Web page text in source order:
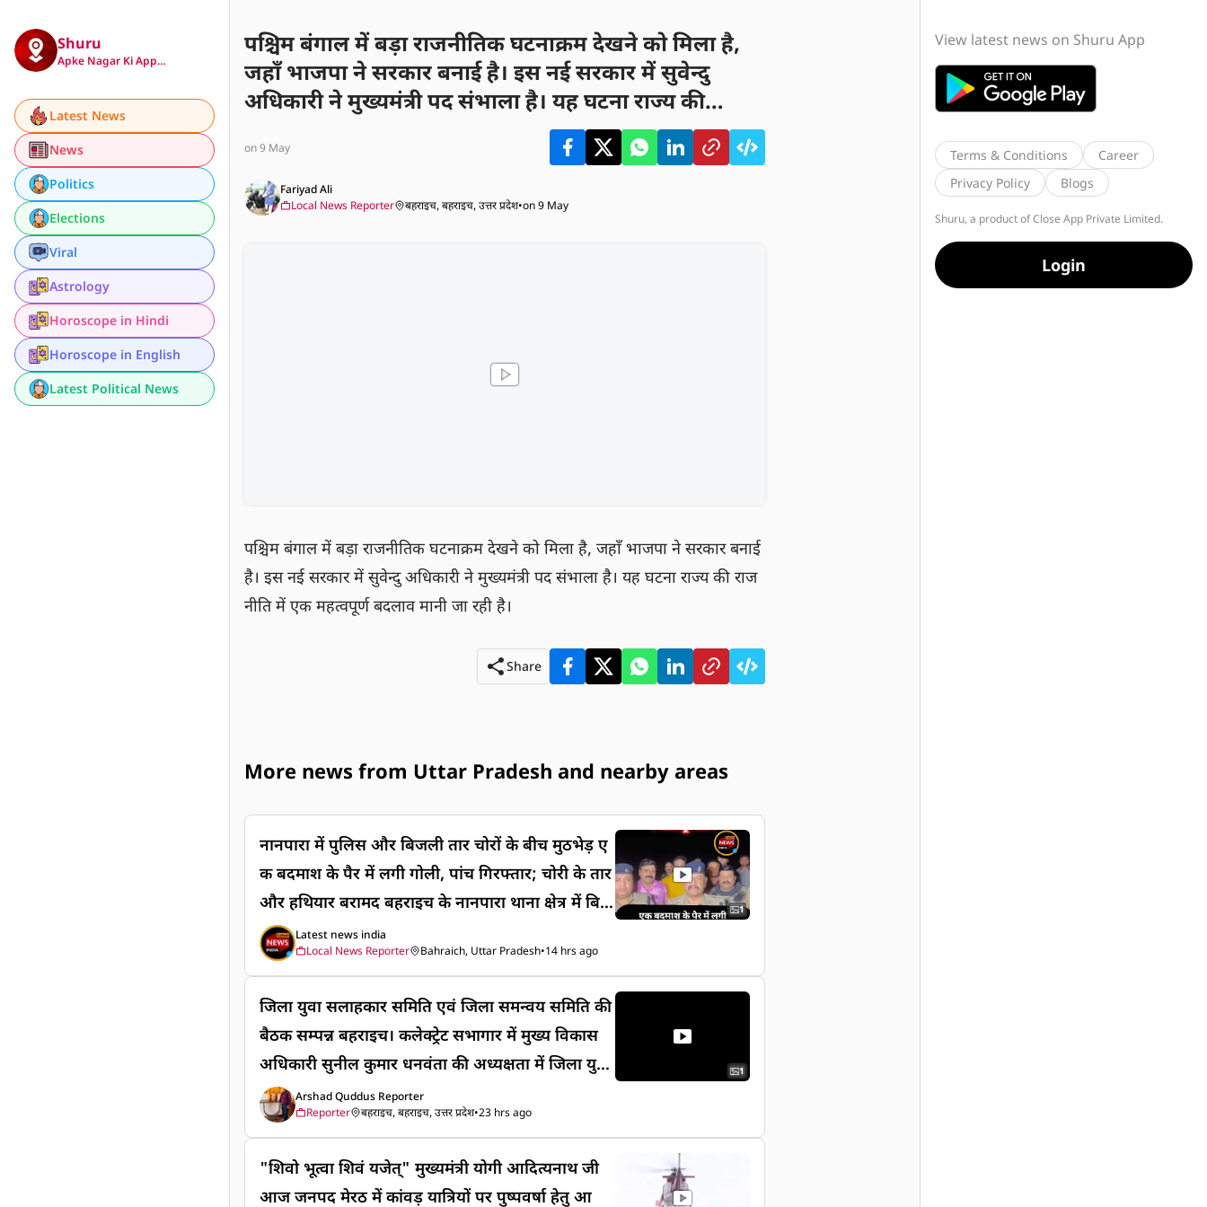
Shuru
Apke Nagar Ki App…
Latest News
News
Politics
Elections
Viral
Astrology
Horoscope in Hindi
Horoscope in English
Latest Political News
पश्चिम बंगाल में बड़ा राजनीतिक घटनाक्रम देखने को मिला है,
जहाँ भाजपा ने सरकार बनाई है। इस नई सरकार में सुवेन्दु
अधिकारी ने मुख्यमंत्री पद संभाला है। यह घटना राज्य की
राजनीति में एक महत्वपूर्ण बदलाव मानी जा रही है।
on 9 May
Fariyad Ali
Local News Reporter
बहराइच, बहराइच, उत्तर प्रदेश•on 9 May
पश्चिम बंगाल में बड़ा राजनीतिक घटनाक्रम देखने को मिला है, जहाँ भाजपा ने सरकार बनाई
है। इस नई सरकार में सुवेन्दु अधिकारी ने मुख्यमंत्री पद संभाला है। यह घटना राज्य की राज
नीति में एक महत्वपूर्ण बदलाव मानी जा रही है।
Share
More news from Uttar Pradesh and nearby areas
नानपारा में पुलिस और बिजली तार चोरों के बीच मुठभेड़ ए
क बदमाश के पैर में लगी गोली, पांच गिरफ्तार; चोरी के तार
और हथियार बरामद बहराइच के नानपारा थाना क्षेत्र में बिज
ली के तार चोरी करने वाले गिरोह और पुलिस के बीच मुठ
भेड़ हो गई। पुलिस की जवाबी कार्रवाई में एक बदमाश के
भी गिरफ्तार कर लिया गया। इस दौरान एक आरोपी मौके से
फरार हो गया, जिसकी तलाश की जा रही है। पुलिस के
मुताबिक, नानपारा क्षेत्र में लगातार हो रही बिजली के तार
चोरी की घटनाओं के खुलासे के लिए स्वाट और थाना नान
पारा पुलिस की संयुक्त टीम गठित की गई थी। 8 अगस्त की
सुबह मुखबिर से सूचना मिली कि बिजली तार चोरी करने
वाला गिरोह हाड़ा बसेड़ी के पास सरयू नहर की पटरी पर
1
Latest news india
Local News Reporter
Bahraich, Uttar Pradesh•14 hrs ago
जिला युवा सलाहकार समिति एवं जिला समन्वय समिति की
बैठक सम्पन्न बहराइच। कलेक्ट्रेट सभागार में मुख्य विकास
अधिकारी सुनील कुमार धनवंता की अध्यक्षता में जिला युवा
सलाहकार समिति एवं जिला समन्वय समिति की बैठक आ
योजित की गई। बैठक के प्रारम्भ में मेरा युवा भारत, बहराइच
मिति के सदस्यों एवं अधिकारियों का स्वागत करते हुए मेरा
1
Arshad Quddus Reporter
Reporter
बहराइच, बहराइच, उत्तर प्रदेश•23 hrs ago
"शिवो भूत्वा शिवं यजेत्" मुख्यमंत्री योगी आदित्यनाथ जी
आज जनपद मेरठ में कांवड़ यात्रियों पर पुष्पवर्षा हेतु आ
View latest news on Shuru App
Terms & Conditions
Career
Privacy Policy
Blogs
Shuru, a product of Close App Private Limited.
Login